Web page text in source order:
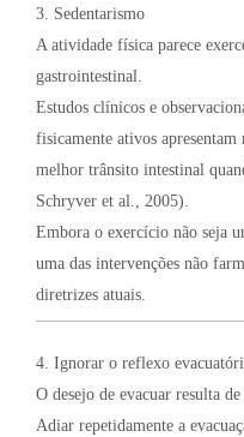
3. Sedentarismo
A atividade física parece
gastrointestinal.
Estudos clínicos e
fisicamente ativos
melhor trânsito intestinal
Schryver et al., 2005).
Embora o exercício não seja
uma das intervenções não
diretrizes atuais.
4. Ignorar o reflexo
O desejo de evacuar resulta
Adiar repetidamente a